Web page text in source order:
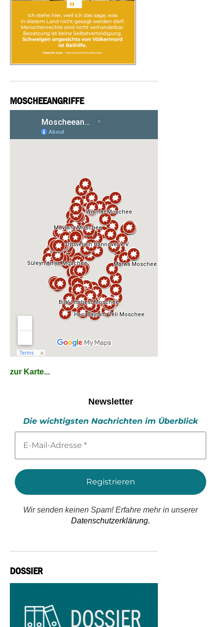
MOSCHEEANGRIFFE
zur Karte...
Newsletter
Die wichtigsten Nachrichten im Überblick
Mail-
*
Wir senden keinen Spam! Erfahre mehr in unserer
Datenschutzerklärung.
DOSSIER